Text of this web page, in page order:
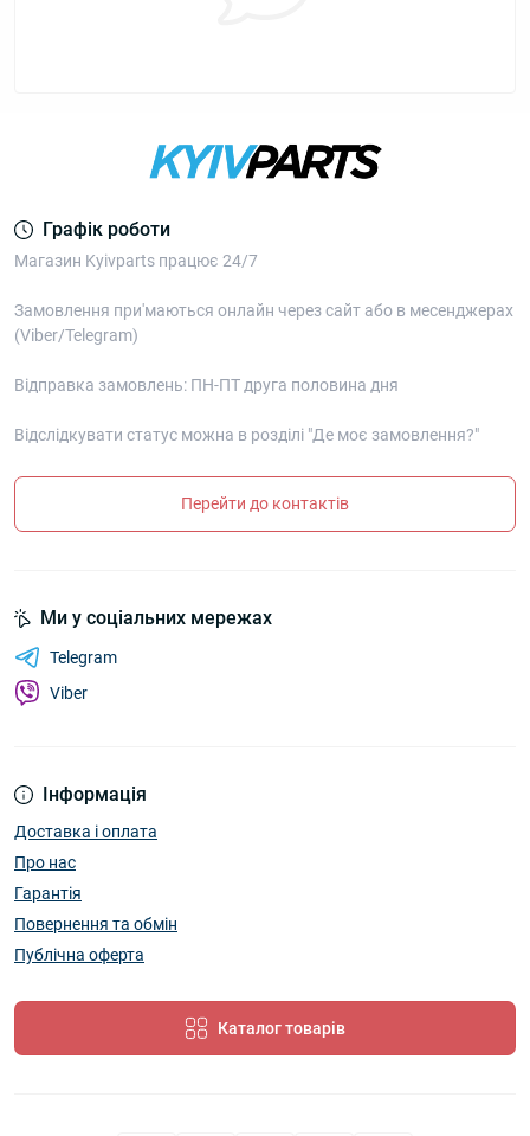
Графік роботи
Магазин Kyivparts працює 24/7
Замовлення при'маються онлайн через сайт або в месенджерах
(Viber/Telegram)
Відправка замовлень: ПН-ПТ друга половина дня
Відслідкувати статус можна в розділі "Де моє замовлення?"
Перейти до контактів
Інформація
Доставка і оплата
Про нас
Гарантія
Повернення та обмін
Публічна оферта
Каталог товарів
Ми у соціальних мережах
Telegram
Viber